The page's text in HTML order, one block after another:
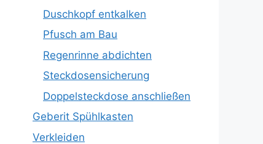
Duschkopf entkalken
Pfusch am Bau
Regenrinne abdichten
Steckdosensicherung
Doppelsteckdose anschließen
Geberit Spühlkasten
Verkleiden